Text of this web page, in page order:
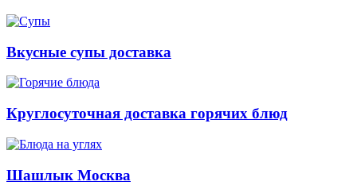
Вкусные супы доставка
Круглосуточная доставка горячих блюд
Шашлык Москва